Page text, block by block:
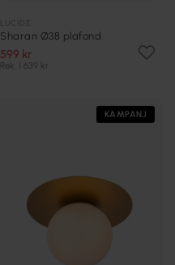
Sharan Ø38 plafond
599 kr
Rek. 1 639 kr
KAMPANJ